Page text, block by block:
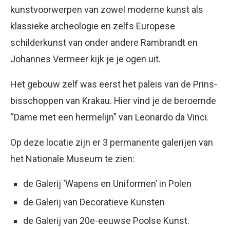
kunstvoorwerpen van zowel moderne kunst als
klassieke archeologie en zelfs Europese
schilderkunst van onder andere Rambrandt en
Johannes Vermeer kijk je je ogen uit.
Het gebouw zelf was eerst het paleis van de Prins-
bisschoppen van Krakau. Hier vind je de beroemde
“Dame met een hermelijn” van Leonardo da Vinci.
Op deze locatie zijn er 3 permanente galerijen van
het Nationale Museum te zien:
de Galerij ‘Wapens en Uniformen’ in Polen
de Galerij van Decoratieve Kunsten
de Galerij van 20e-eeuwse Poolse Kunst.